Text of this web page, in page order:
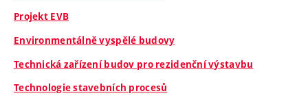
Projekt EVB
Environmentálně vyspělé budovy
Technická zařízení budov pro rezidenční výstavbu
Technologie stavebních procesů